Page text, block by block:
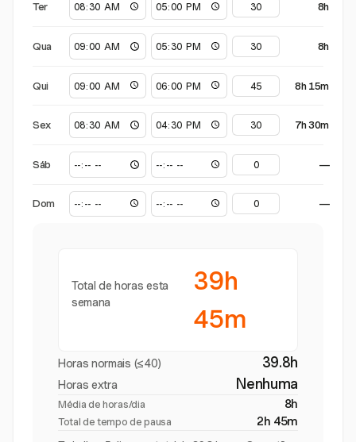
Ter 8h
Qua 8h
Qui 8h 15m
Sex 7h 30m
Sáb —
Dom —
Total de horas esta
semana
39h
45m
Horas normais (≤40) 39.8h
Horas extra Nenhuma
Média de horas/dia 8h
Total de tempo de pausa 2h 45m